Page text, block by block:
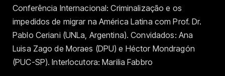
Conferência Internacional: Criminalização e os
impedidos de migrar na América Latina com Prof. Dr.
Pablo Ceriani (UNLa, Argentina). Convidados: Ana
Luisa Zago de Moraes (DPU) e Héctor Mondragón
(PUC-SP). Interlocutora: Marilia Fabbro